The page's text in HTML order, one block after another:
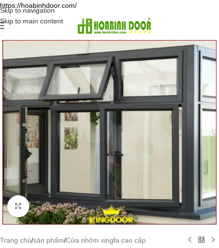
https://hoabinhdoor.com/
Skip to navigation
Skip to main content
Click to enlarge
Trang chủ/sản phẩm/Cửa nhôm xingfa cao cấp